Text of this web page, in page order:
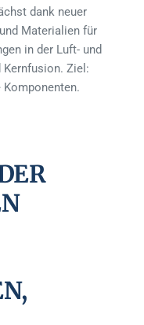
dank neuer
Materialien für
in der Luft- und
Kernfusion. Ziel: